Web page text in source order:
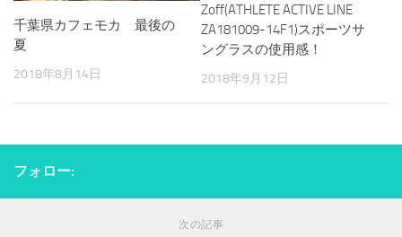
千葉県カフェモカ 最後の
夏
2018年8月14日
Zoff(ATHLETE ACTIVE LINE
ZA181009-14F1)スポーツサ
ングラスの使用感！
2018年9月12日
フォロー:
次の記事